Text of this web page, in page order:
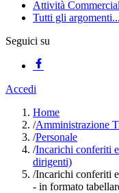
Attività
Tutti gli argomenti...
Seguici su
Accedi
Home
/Amministrazione
/Personale
/Incarichi conferiti
dirigenti)
/Incarichi conferiti
- in formato